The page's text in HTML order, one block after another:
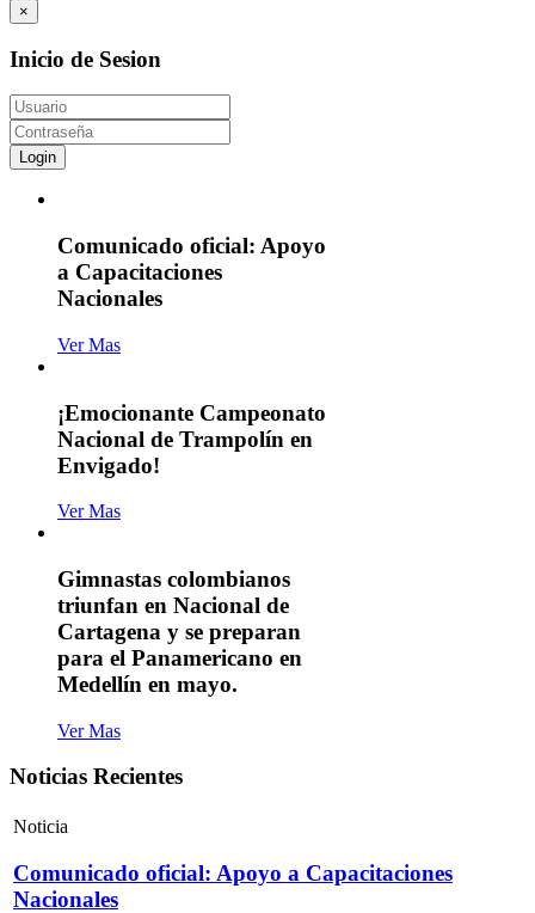
×
Inicio de Sesion
Login
Comunicado oficial: Apoyo
a Capacitaciones
Nacionales
Ver Mas
¡Emocionante Campeonato
Nacional de Trampolín en
Envigado!
Ver Mas
Gimnastas colombianos
triunfan en Nacional de
Cartagena y se preparan
para el Panamericano en
Medellín en mayo.
Ver Mas
Noticias Recientes
Noticia
Comunicado oficial: Apoyo a Capacitaciones
Nacionales